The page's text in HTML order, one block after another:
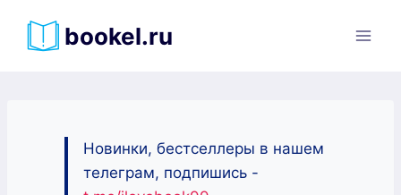
bookel.ru
Новинки, бестселлеры в нашем
телеграм, подпишись -